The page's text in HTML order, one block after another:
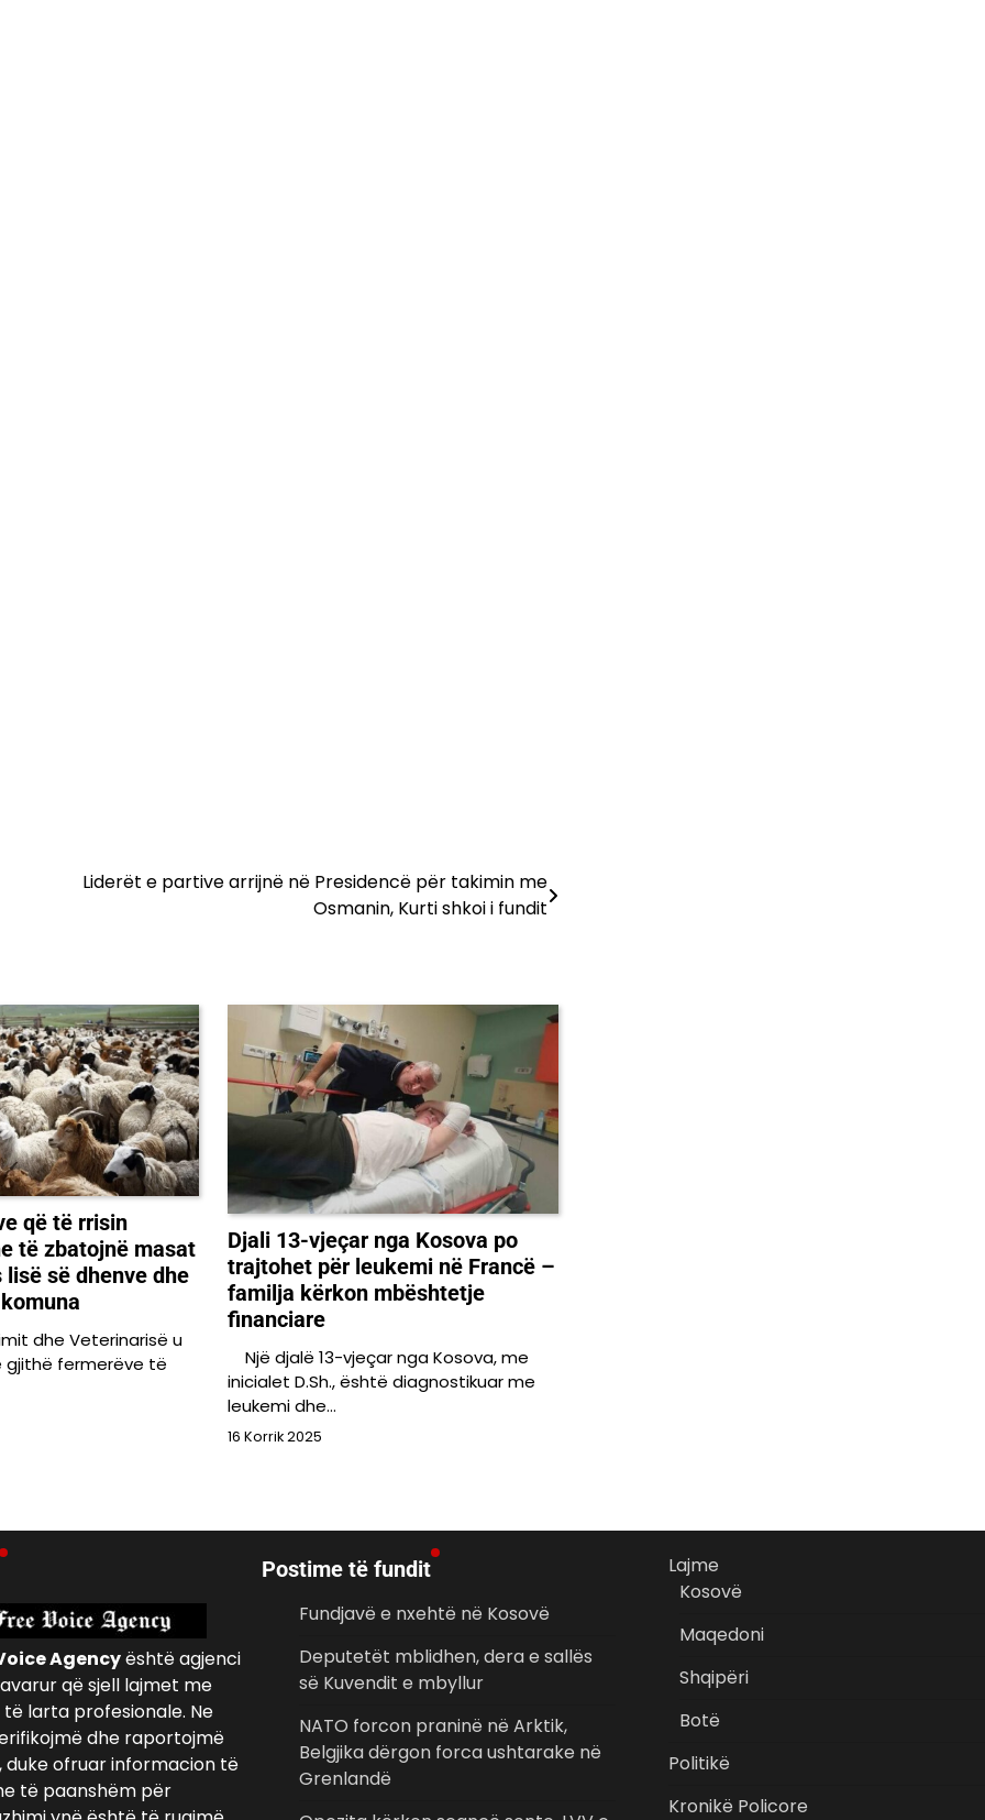
Liderët e partive arrijnë në Presidencë për takimin me
Osmanin, Kurti shkoi i fundit
që të rrisin
të zbatojnë masat
së dhenve dhe
dhe Veterinarisë u
gjithë fermerëve të
Djali 13-vjeçar nga Kosova po
trajtohet për leukemi në Francë –
familja kërkon mbështetje
financiare
Një djalë 13-vjeçar nga Kosova, me
inicialet D.Sh., është diagnostikuar me
leukemi dhe…
16 Korrik 2025
Agencyështë agjenci
që sjell lajmet me
larta profesionale. Ne
dhe raportojmë
duke ofruar informacion të
të paanshëm për
Postime të fundit
Fundjavë e nxehtë në Kosovë
Deputetët mblidhen, dera e sallës
së Kuvendit e mbyllur
NATO forcon praninë në Arktik,
Belgjika dërgon forca ushtarake në
Grenlandë
Lajme
Kosovë
Maqedoni
Shqipëri
Botë
Politikë
Kronikë Policore